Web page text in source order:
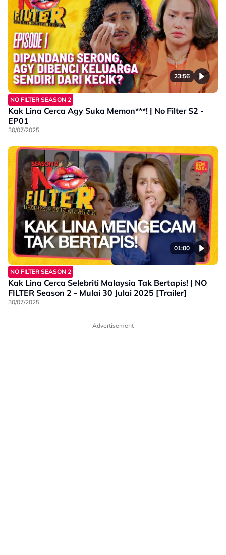
23:56
NO FILTER SEASON 2
Kak Lina Cerca Agy Suka Memon***! | No Filter S2 -
EP01
30/07/2025
01:00
NO FILTER SEASON 2
Kak Lina Cerca Selebriti Malaysia Tak Bertapis! | NO
FILTER Season 2 - Mulai 30 Julai 2025 [Trailer]
30/07/2025
Advertisement